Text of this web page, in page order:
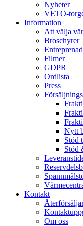
Nyheter
VETO-
Information
Att välja
Broschyrer
Entreprenad
Filmer
GDPR
Ordlista
Press
Nytt
Stöd
Stöd
Kontakt
Om oss